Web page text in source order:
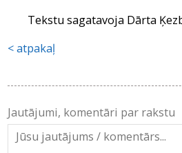
Tekstu sagatavoja Dārta
atpakaļ
Jautājumi, komentāri par rakstu